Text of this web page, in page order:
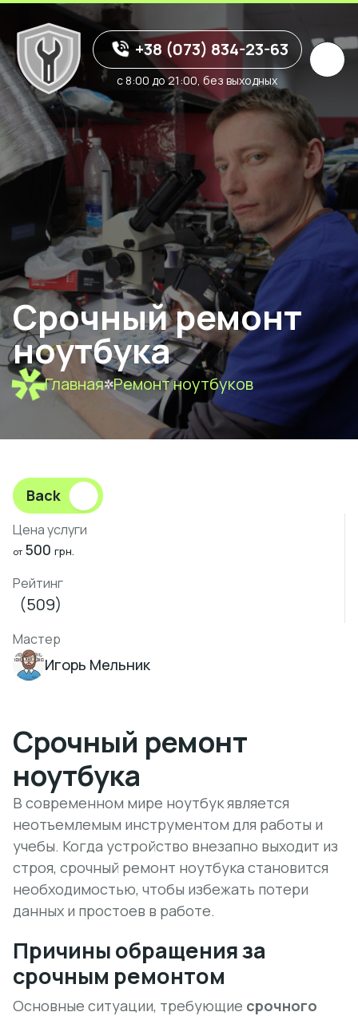
+38 (073) 834-23-63
с 8:00 до 21:00, без выходных
Срочный ремонт
ноутбука
Главная Ремонт ноутбуков
Back
Цена услуги
от 500 грн.
Рейтинг
(509)
Мастер
Игорь Мельник
Срочный ремонт
ноутбука
В современном мире ноутбук является
неотъемлемым инструментом для работы и
учебы. Когда устройство внезапно выходит из
строя, срочный ремонт ноутбука становится
необходимостью, чтобы избежать потери
данных и простоев в работе.
Причины обращения за
срочным ремонтом
Основные ситуации, требующие срочного